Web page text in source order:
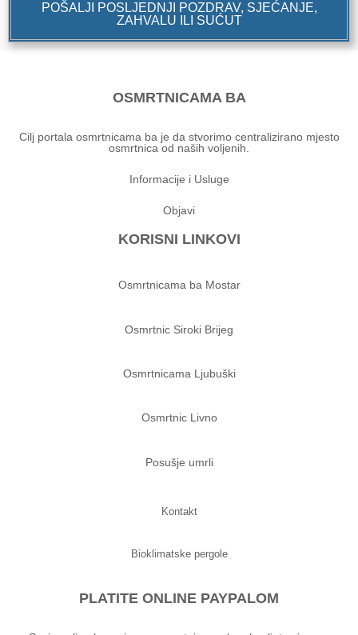
POŠALJI POSLJEDNJI POZDRAV, SJEĆANJE,
ZAHVALU ILI SUĆUT
OSMRTNICAMA BA
Cilj portala osmrtnicama ba je da stvorimo centralizirano mjesto
osmrtnica od naših voljenih.
Informacije i Usluge
Objavi
KORISNI LINKOVI
Osmrtnicama ba Mostar
Osmrtnic Siroki Brijeg
Osmrtnicama Ljubuški
Osmrtnic Livno
Posušje umrli
Kontakt
Bioklimatske pergole
PLATITE ONLINE PAYPALOM